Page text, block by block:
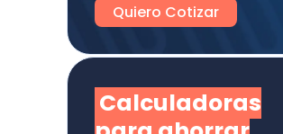
Calculadoras
Quiero Cotizar